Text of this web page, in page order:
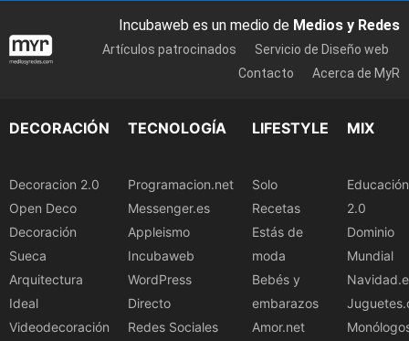
Incubaweb es un medio de Medios y Redes
Artículos patrocinados
Servicio de Diseño web
Contacto
Acerca de MyR
DECORACIÓN
Decoracion 2.0
Open Deco
Decoración
Sueca
Arquitectura
Ideal
Videodecoración
TECNOLOGÍA
Programacion.net
Messenger.es
Appleismo
Incubaweb
WordPress
Directo
Redes Sociales
LIFESTYLE
Solo
Recetas
Estás de
moda
Bebés y
embarazos
Amor.net
MIX
Educación
2.0
Dominio
Mundial